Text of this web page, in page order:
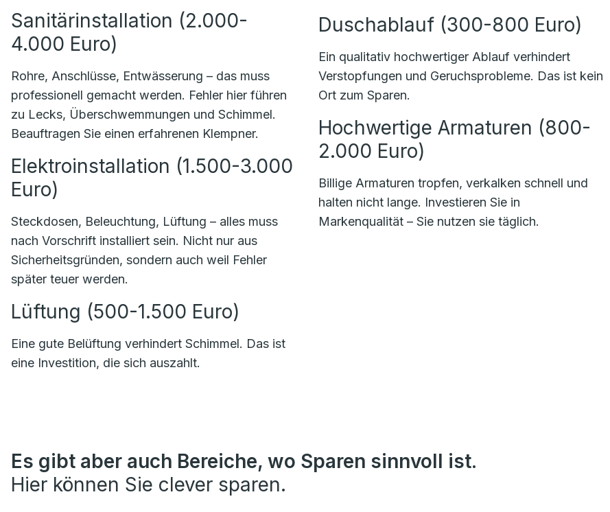
Sanitärinstallation (2.000-
4.000 Euro)
Rohre, Anschlüsse, Entwässerung – das muss
professionell gemacht werden. Fehler hier führen
zu Lecks, Überschwemmungen und Schimmel.
Beauftragen Sie einen erfahrenen Klempner.
Elektroinstallation (1.500-3.000
Euro)
Steckdosen, Beleuchtung, Lüftung – alles muss
nach Vorschrift installiert sein. Nicht nur aus
Sicherheitsgründen, sondern auch weil Fehler
später teuer werden.
Lüftung (500-1.500 Euro)
Eine gute Belüftung verhindert Schimmel. Das ist
eine Investition, die sich auszahlt.
Duschablauf (300-800 Euro)
Ein qualitativ hochwertiger Ablauf verhindert
Verstopfungen und Geruchsprobleme. Das ist kein
Ort zum Sparen.
Hochwertige Armaturen (800-
2.000 Euro)
Billige Armaturen tropfen, verkalken schnell und
halten nicht lange. Investieren Sie in
Markenqualität – Sie nutzen sie täglich.
Es gibt aber auch Bereiche, wo Sparen sinnvoll ist.
Hier können Sie clever sparen.